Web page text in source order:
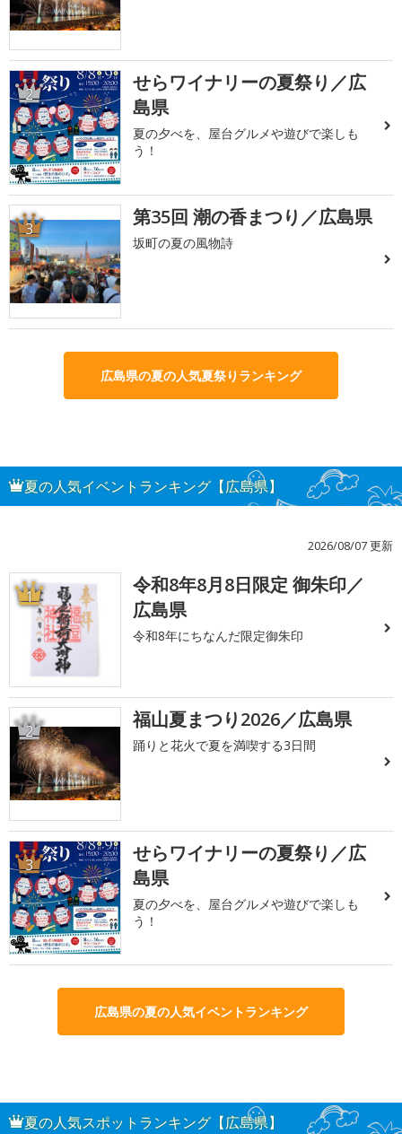
2
せらワイナリーの夏祭り／広
島県
夏の夕べを、屋台グルメや遊びで楽しも
う！
3 第35回 潮の香まつり／広島県
坂町の夏の風物詩
広島県の夏の人気夏祭りランキング
夏の人気イベントランキング【広島県】
2026/08/07 更新
1
令和8年8月8日限定 御朱印／
広島県
令和8年にちなんだ限定御朱印
2 福山夏まつり2026／広島県
踊りと花火で夏を満喫する3日間
3
せらワイナリーの夏祭り／広
島県
夏の夕べを、屋台グルメや遊びで楽しも
う！
広島県の夏の人気イベントランキング
夏の人気スポットランキング【広島県】